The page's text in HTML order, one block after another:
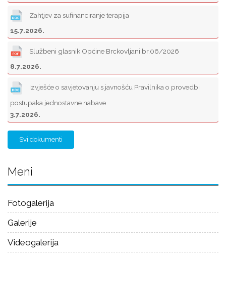
Zahtjev za sufinanciranje terapija
15.7.2026.
Službeni glasnik Općine Brckovljani br.06/2026
8.7.2026.
Izvješće o savjetovanju s javnošću Pravilnika o provedbi
postupaka jednostavne nabave
3.7.2026.
Svi dokumenti
Meni
Fotogalerija
Galerije
Videogalerija